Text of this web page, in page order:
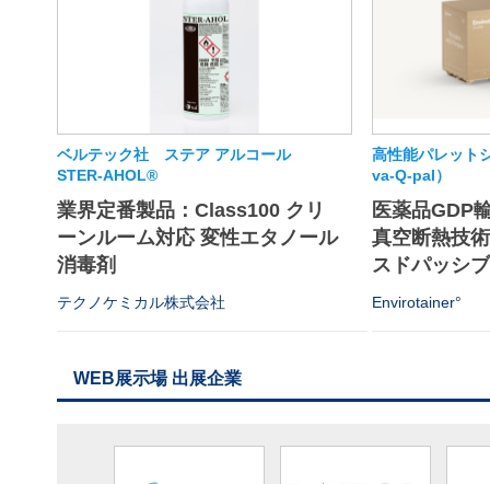
ベルテック社 ステア アルコール
STER-AHOL®
業界定番製品：Class100 クリ
ーンルーム対応 変性エタノール
消毒剤
テクノケミカル株式会社
高性能パレッ
va-Q-pal）
医薬品GDP
真空断熱技
スドパッシ
Envirotainer°
WEB展示場 出展企業